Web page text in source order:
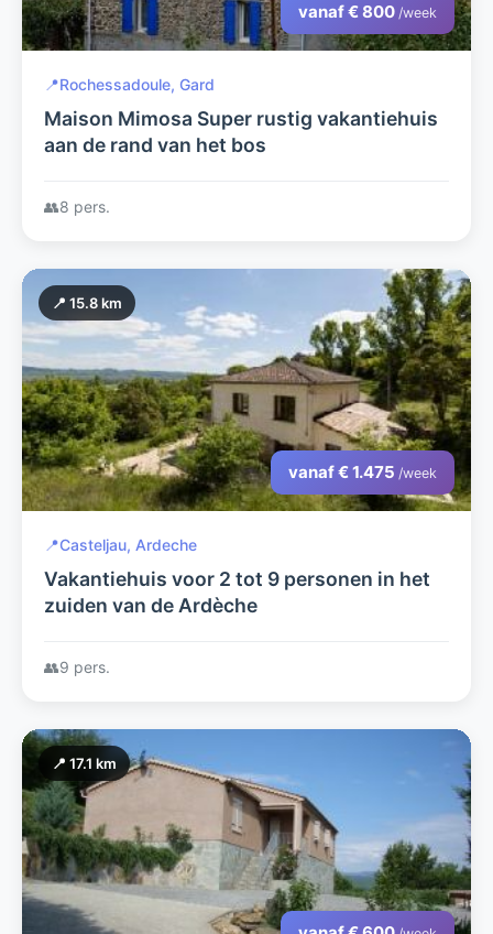
vanaf € 800 /week
📍Rochessadoule, Gard
Maison Mimosa Super rustig vakantiehuis
aan de rand van het bos
👥8 pers.
📍 15.8 km
vanaf € 1.475 /week
📍Casteljau, Ardeche
Vakantiehuis voor 2 tot 9 personen in het
zuiden van de Ardèche
👥9 pers.
📍 17.1 km